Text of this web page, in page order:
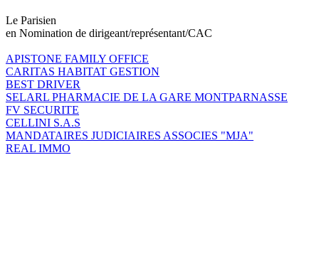
Le Parisien
en Nomination de dirigeant/représentant/CAC
APISTONE FAMILY OFFICE
CARITAS HABITAT GESTION
BEST DRIVER
SELARL PHARMACIE DE LA GARE MONTPARNASSE
FV SECURITE
CELLINI S.A.S
MANDATAIRES JUDICIAIRES ASSOCIES "MJA"
REAL IMMO